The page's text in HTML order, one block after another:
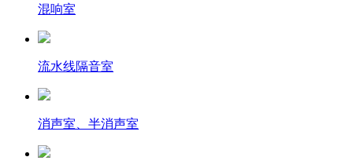
混响室
流水线隔音室
消声室、半消声室